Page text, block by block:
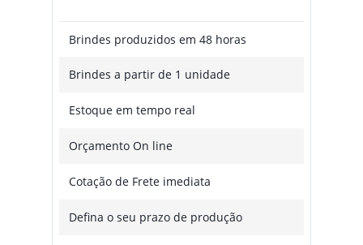
Brindes produzidos em 48 horas
Brindes a partir de 1 unidade
Estoque em tempo real
Orçamento On line
Cotação de Frete imediata
Defina o seu prazo de produção